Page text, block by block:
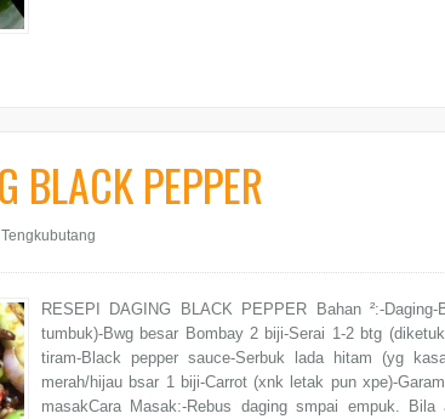
BLACK PEPPER
Tengkubutang
RESEPI DAGING BLACK PEPPER Bahan ²:-
tumbuk)-Bwg besar Bombay 2 biji-Serai 1-2 btg
tiram-Black pepper sauce-Serbuk lada hitam (yg
merah/hijau bsar 1 biji-Carrot (xnk letak pun xpe)-
masakCara Masak:-Rebus daging smpai empuk.